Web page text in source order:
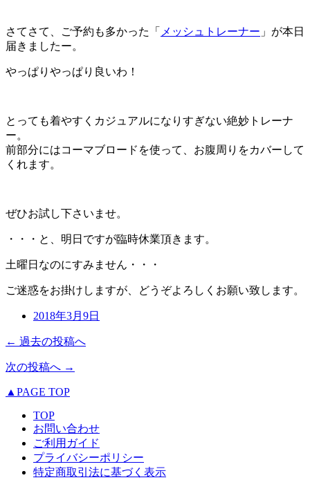
さてさて、ご予約も多かった「 メッシュトレーナー 」が本日
届きましたー。
やっぱりやっぱり良いわ！
とっても着やすくカジュアルになりすぎない絶妙トレーナ
ー。
前部分にはコーマブロードを使って、お腹周りをカバーして
くれます。
ぜひお試し下さいませ。
・・・と、明日ですが臨時休業頂きます。
土曜日なのにすみません・・・
ご迷惑をお掛けしますが、どうぞよろしくお願い致します。
2018年3月9日
← 過去の投稿へ
次の投稿へ →
▲PAGE TOP
TOP
お問い合わせ
ご利用ガイド
プライバシーポリシー
特定商取引法に基づく表示